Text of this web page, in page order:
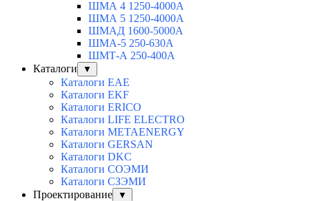
ШМА 4 1250-4000А
ШМА 5 1250-4000А
ШМАД 1600-5000А
ШМА-5 250-630А
ШМТ-А 250-400А
Каталоги
▼
Каталоги EAE
Каталоги EKF
Каталоги ERICO
Каталоги LIFE ELECTRO
Каталоги METAENERGY
Каталоги GERSAN
Каталоги DKC
Каталоги СОЭМИ
Каталоги СЗЭМИ
Проектирование
▼